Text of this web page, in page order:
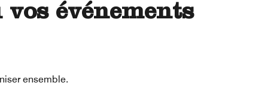
événements
ensemble.